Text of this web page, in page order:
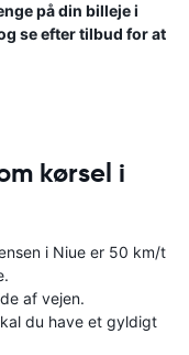
på din billeje i
se efter tilbud for at
kørsel i
i Niue er 50 km/t
af vejen.
du have et gyldigt